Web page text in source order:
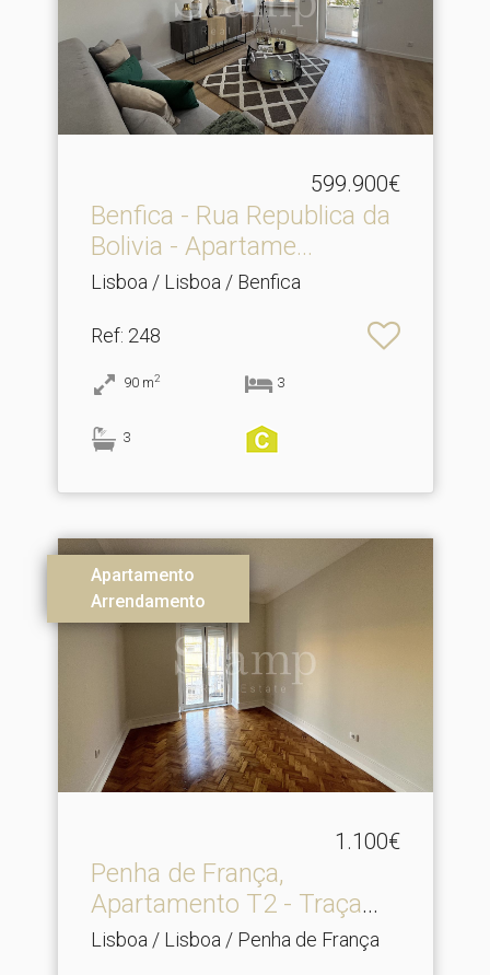
599.900€
Benfica - Rua Republica da
Bolivia - Apartame.​..
Lisboa / Lisboa / Benfica
Ref: 248
90 m2 3
3
Apartamento
Arrendamento
1.100€
Penha de França,
Apartamento T2 - Traça
antig.​..
Lisboa / Lisboa / Penha de França